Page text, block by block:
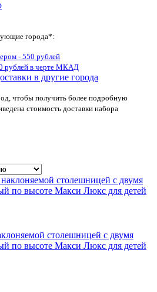
города*:
- 550 рублей
рублей в черте МКАД
в другие города
чтобы получить более подробную
стоимость доставки набора
столешницей с двумя
по высоте Макси Люкс для детей